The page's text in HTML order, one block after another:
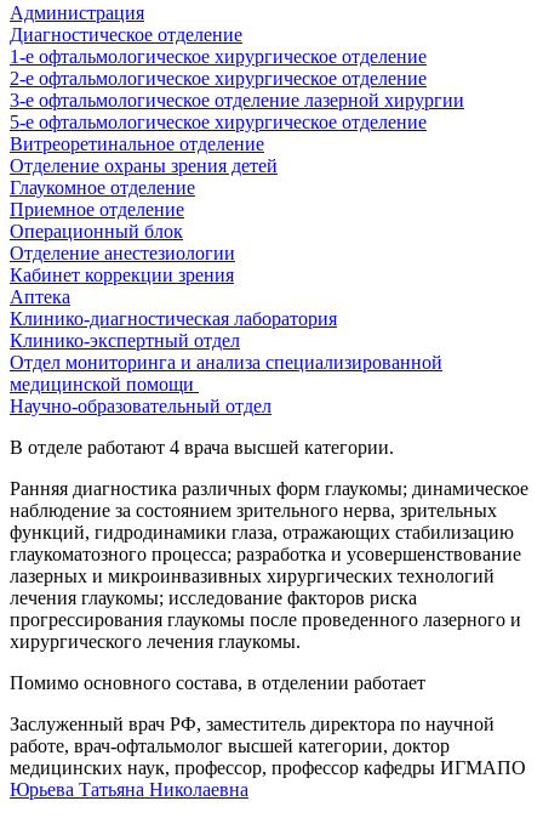
Администрация
Диагностическое отделение
1-е офтальмологическое хирургическое отделение
2-е офтальмологическое хирургическое отделение
3-е офтальмологическое отделение лазерной хирургии
5-е офтальмологическое хирургическое отделение
Витреоретинальное отделение
Отделение охраны зрения детей
Глаукомное отделение
Приемное отделение
Операционный блок
Отделение анестезиологии
Кабинет коррекции зрения
Аптека
Клинико-диагностическая лаборатория
Клинико-экспертный отдел
Отдел мониторинга и анализа специализированной
медицинской помощи
Научно-образовательный отдел
В отделе работают 4 врача высшей категории.
Ранняя диагностика различных форм глаукомы; динамическое
наблюдение за состоянием зрительного нерва, зрительных
функций, гидродинамики глаза, отражающих стабилизацию
глаукоматозного процесса; разработка и усовершенствование
лазерных и микроинвазивных хирургических технологий
лечения глаукомы; исследование факторов риска
прогрессирования глаукомы после проведенного лазерного и
хирургического лечения глаукомы.
Помимо основного состава, в отделении работает
Заслуженный врач РФ, заместитель директора по научной
работе, врач-офтальмолог высшей категории, доктор
медицинских наук, профессор, профессор кафедры ИГМАПО
Юрьева Татьяна Николаевна